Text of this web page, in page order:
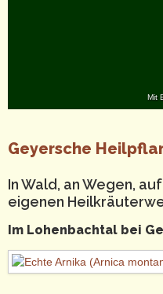
Mit
Geyersche
In Wald, an Wegen,
eigenen
Im Lohenbachtal bei